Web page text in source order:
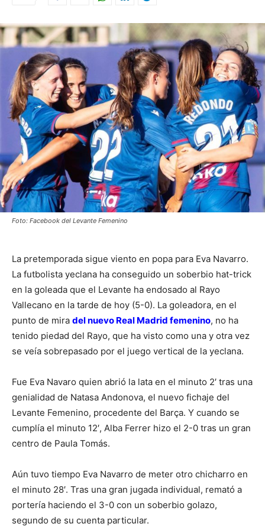
Foto: Facebook del Levante Femenino
La pretemporada sigue viento en popa para Eva Navarro.
La futbolista yeclana ha conseguido un soberbio hat-trick
en la goleada que el Levante ha endosado al Rayo
Vallecano en la tarde de hoy (5-0). La goleadora, en el
punto de mira del nuevo Real Madrid femenino, no ha
tenido piedad del Rayo, que ha visto como una y otra vez
se veía sobrepasado por el juego vertical de la yeclana.
Fue Eva Navaro quien abrió la lata en el minuto 2′ tras una
genialidad de Natasa Andonova, el nuevo fichaje del
Levante Femenino, procedente del Barça. Y cuando se
cumplía el minuto 12′, Alba Ferrer hizo el 2-0 tras un gran
centro de Paula Tomás.
Aún tuvo tiempo Eva Navarro de meter otro chicharro en
el minuto 28′. Tras una gran jugada individual, remató a
portería haciendo el 3-0 con un soberbio golazo,
segundo de su cuenta particular.